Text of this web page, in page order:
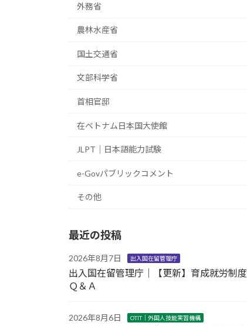
外務省
農林水産省
国土交通省
文部科学省
首相官邸
在ベトナム日本国大使館
JLPT｜日本語能力試験
e-Govパブリックコメント
その他
最近の投稿
2026年8月7日 出入国在留管理庁
出入国在留管理庁｜【更新】育成就労制度
Ｑ＆Ａ
2026年8月6日 OTIT｜外国人技能実習機構